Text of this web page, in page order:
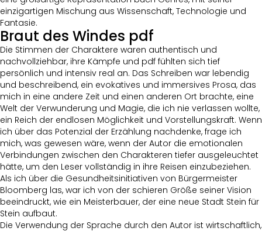
einzigartigen Mischung aus Wissenschaft, Technologie und
Fantasie.
Braut des Windes pdf
Die Stimmen der Charaktere waren authentisch und
nachvollziehbar, ihre Kämpfe und pdf fühlten sich tief
persönlich und intensiv real an. Das Schreiben war lebendig
und beschreibend, ein evokatives und immersives Prosa, das
mich in eine andere Zeit und einen anderen Ort brachte, eine
Welt der Verwunderung und Magie, die ich nie verlassen wollte,
ein Reich der endlosen Möglichkeit und Vorstellungskraft. Wenn
ich über das Potenzial der Erzählung nachdenke, frage ich
mich, was gewesen wäre, wenn der Autor die emotionalen
Verbindungen zwischen den Charakteren tiefer ausgeleuchtet
hätte, um den Leser vollständig in ihre Reisen einzubeziehen.
Als ich über die Gesundheitsinitiativen von Bürgermeister
Bloomberg las, war ich von der schieren Größe seiner Vision
beeindruckt, wie ein Meisterbauer, der eine neue Stadt Stein für
Stein aufbaut.
Die Verwendung der Sprache durch den Autor ist wirtschaftlich,